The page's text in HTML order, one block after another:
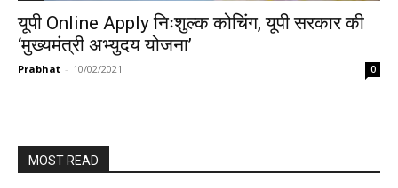
यूपी Online Apply निःशुल्क कोचिंग, यूपी सरकार की
‘मुख्यमंत्री अभ्युदय योजना’
Prabhat - 10/02/2021 0
MOST READ